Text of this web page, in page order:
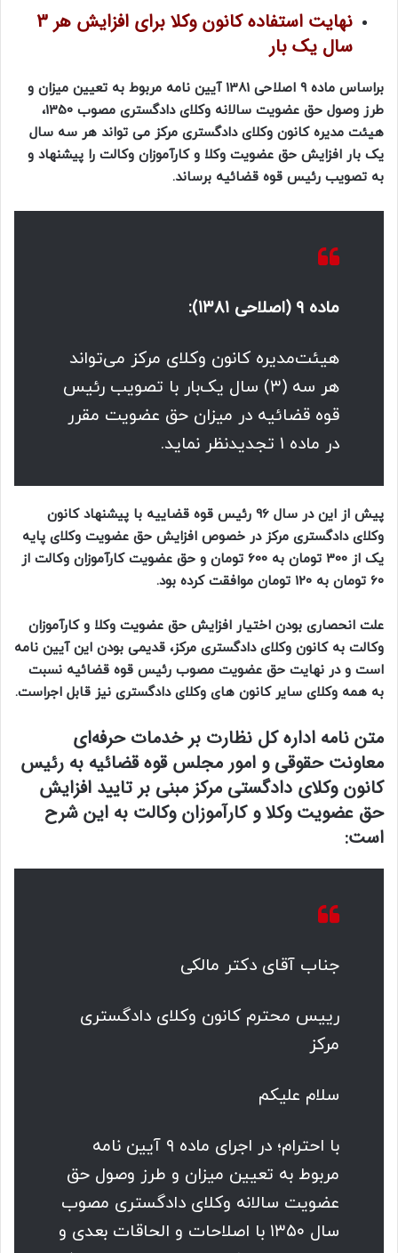
نهایت استفاده کانون وکلا برای افزایش هر 3
سال یک بار
براساس ماده ۹ اصلاحی 1381 آیین نامه مربوط به تعیین میزان و
طرز وصول حق عضویت سالانه وکلای دادگستری مصوب 1350،
هیئت مدیره کانون وکلای دادگستری مرکز می تواند هر سه سال
یک بار افزایش حق عضویت وکلا و کارآموزان وکالت را پیشنهاد و
به تصویب رئیس قوه قضائیه برساند.
ماده ۹ (اصلاحی ۱۳۸۱):
هیئت‌مدیره کانون وکلای مرکز می‌تواند
هر سه (۳) سال یک‌بار با تصویب رئیس
قوه قضائیه در میزان حق عضویت مقرر
در ماده ۱ تجدیدنظر نماید.
پیش از این در سال 96 رئیس قوه قضاییه با پیشنهاد کانون
وکلای دادگستری مرکز در خصوص افزایش حق عضویت وکلای پایه
یک از 300 تومان به 600 تومان و حق عضویت کارآموزان وکالت از
60 تومان به 120 تومان موافقت کرده بود.
علت انحصاری بودن اختیار افزایش حق عضویت وکلا و کارآموزان
وکالت به کانون وکلای دادگستری مرکز، قدیمی بودن این آیین نامه
است و در نهایت حق عضویت مصوب رئیس قوه قضائیه نسبت
به همه وکلای سایر کانون های وکلای دادگستری نیز قابل اجراست.
متن نامه اداره کل نظارت بر خدمات حرفه‌ای
معاونت حقوقی و امور مجلس قوه قضائیه به رئیس
کانون وکلای دادگستی مرکز مبنی بر تایید افزایش
حق عضویت وکلا و کارآموزان وکالت به این شرح
است:
جناب آقای دکتر مالکی
رییس محترم کانون وکلای دادگستری
مرکز
سلام علیکم
با احترام؛ در اجرای ماده ۹ آیین نامه
مربوط به تعیین میزان و طرز وصول حق
عضویت سالانه وکلای دادگستری مصوب
سال ۱۳۵۰ با اصلاحات و الحاقات بعدی و